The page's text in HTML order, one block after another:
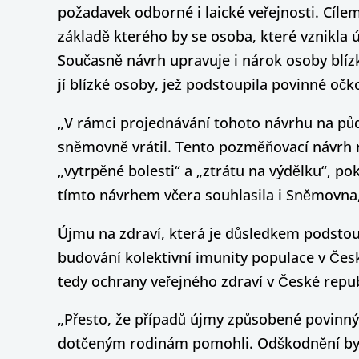
požadavek odborné i laické veřejnosti.
základě kterého by se osoba, které
Současně návrh upravuje i nárok osoby
jí blízké osoby, jež podstoupila povinné
„V rámci projednávání tohoto návrhu na
sněmovně vrátil. Tento pozměňovací
„vytrpěné bolesti“ a „ztrátu na výdělku“,
tímto návrhem včera souhlasila i
Újmu na zdraví, která je důsledkem
budování kolektivní imunity populace v
tedy ochrany veřejného zdraví v České
„Přesto, že případů újmy způsobené
dotčeným rodinám pomohli. Odškodnění